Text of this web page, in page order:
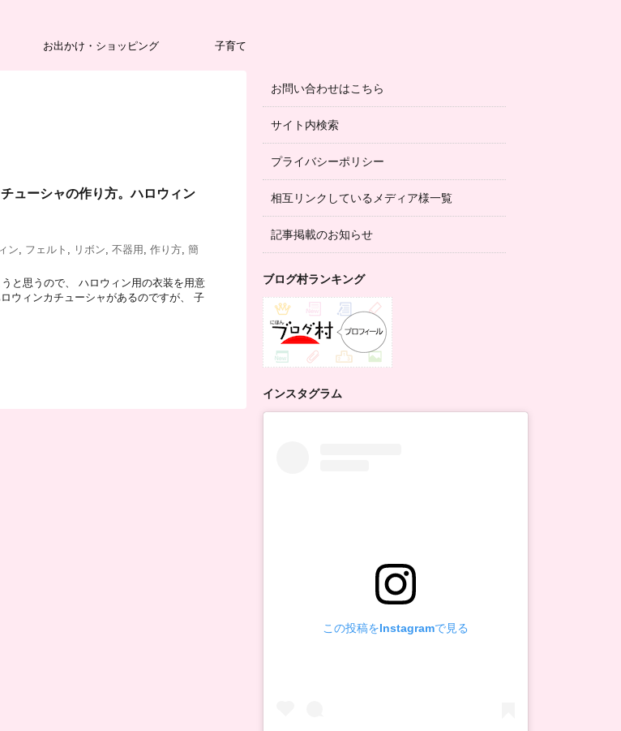
お出かけ・ショッピング 子育て
ューシャの作り方。ハロウィン
ン フェルト リボン 不器用 作り方 簡
と思うので、 ハロウィン用の衣装を用意
ウィンカチューシャがあるのですが、 子
お問い合わせはこちら
サイト内検索
プライバシーポリシー
相互リンクしているメディア様一覧
記事掲載のお知らせ
ブログ村ランキング
インスタグラム
この投稿をInstagramで見る